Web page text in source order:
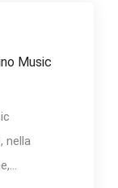
Music
nella